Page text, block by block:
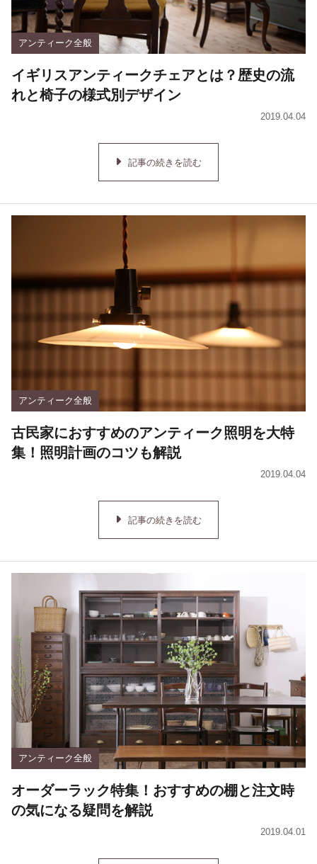
アンティーク全般
イギリスアンティークチェアとは？歴史の流
れと椅子の様式別デザイン
2019.04.04
記事の続きを読む
アンティーク全般
古民家におすすめのアンティーク照明を大特
集！照明計画のコツも解説
2019.04.04
記事の続きを読む
アンティーク全般
オーダーラック特集！おすすめの棚と注文時
の気になる疑問を解説
2019.04.01